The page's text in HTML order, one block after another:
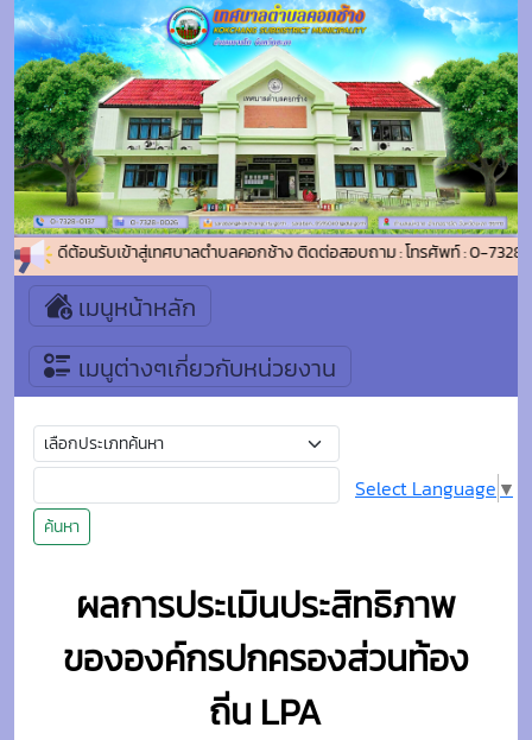
ยินดีต้อนรับเข้าสู่เทศบาลตำบลคอกช้าง ติดต่อสอบถาม : โทรศัพท์ : 0-7328-
เมนูหน้าหลัก
เมนูต่างๆเกี่ยวกับหน่วยงาน
ค้นหา
Select Language ▼
ผลการประเมินประสิทธิภาพ
ขององค์กรปกครองส่วนท้อง
ถิ่น LPA